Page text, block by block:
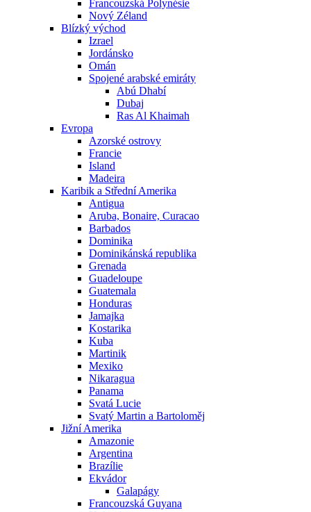
Francouzská Polynésie
Nový Zéland
Blízký východ
Izrael
Jordánsko
Omán
Spojené arabské emiráty
Abú Dhabí
Dubaj
Ras Al Khaimah
Evropa
Azorské ostrovy
Francie
Island
Madeira
Karibik a Střední Amerika
Antigua
Aruba, Bonaire, Curacao
Barbados
Dominika
Dominikánská republika
Grenada
Guadeloupe
Guatemala
Honduras
Jamajka
Kostarika
Kuba
Martinik
Mexiko
Nikaragua
Panama
Svatá Lucie
Svatý Martin a Bartoloměj
Jižní Amerika
Amazonie
Argentina
Brazílie
Ekvádor
Galapágy
Francouzská Guyana